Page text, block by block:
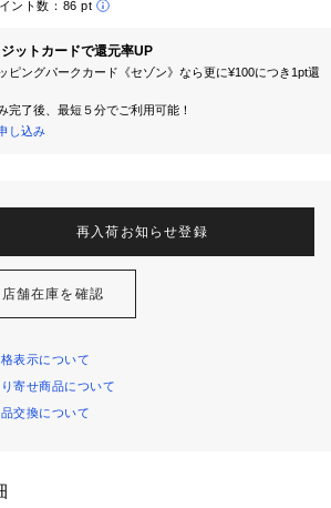
ント数： 86 pt
ットカードで還元率UP
ピングパークカード《セゾン》なら更に¥100につき1pt還
完了後、最短５分でご利用可能！
し込み
再入荷お知らせ登録
店舗在庫を確認
表示について
寄せ商品について
交換について